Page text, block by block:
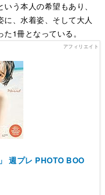
う本人の希望もあり、
、水着姿、そして大人
1冊となっている。
週プレ PHOTO BOO